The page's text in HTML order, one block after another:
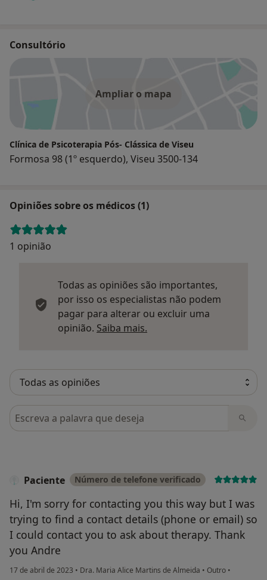
Consultório
Ampliar o mapa
Clínica de Psicoterapia Pós- Clássica de Viseu
Formosa 98 (1º esquerdo), Viseu 3500-134
Opiniões sobre os médicos (1)
1 opinião
Todas as opiniões são importantes,
por isso os especialistas não podem
pagar para alterar ou excluir uma
opinião. Saiba mais.
Pesquisar em opiniões
Paciente Número de telefone verificado
Hi, I'm sorry for contacting you this way but I was
trying to find a contact details (phone or email) so
I could contact you to ask about therapy. Thank
you Andre
17 de abril de 2023 • Dra. Maria Alice Martins de Almeida • Outro •